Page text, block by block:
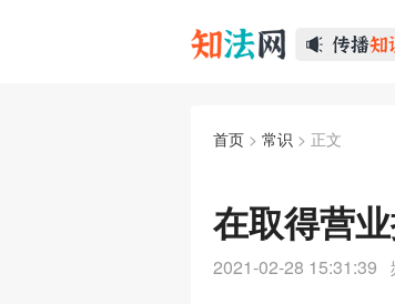
首页 > 常识 > 正文
在取得营
2021-02-28 15:31:39